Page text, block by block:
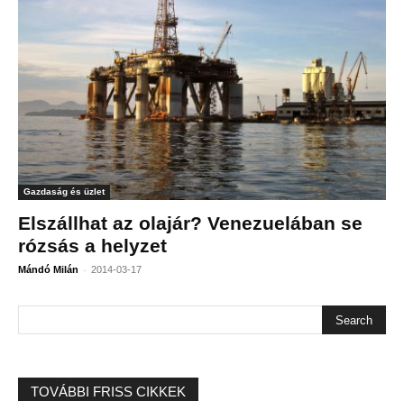
Gazdaság és üzlet
Elszállhat az olajár? Venezuelában se
rózsás a helyzet
Mándó Milán - 2014-03-17
TOVÁBBI FRISS CIKKEK